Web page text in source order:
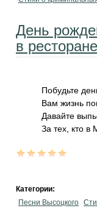
День
в
Побудьте
Вам жизнь
Давайте
За тех, кто в
Категории:
Песни Высоцкого